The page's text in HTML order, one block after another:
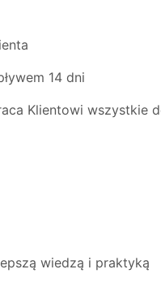
14 dni
Klientowi wszystkie
wiedzą i praktyką